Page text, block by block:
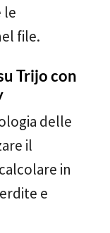
le
file.
Trijo con
delle
il
in
e